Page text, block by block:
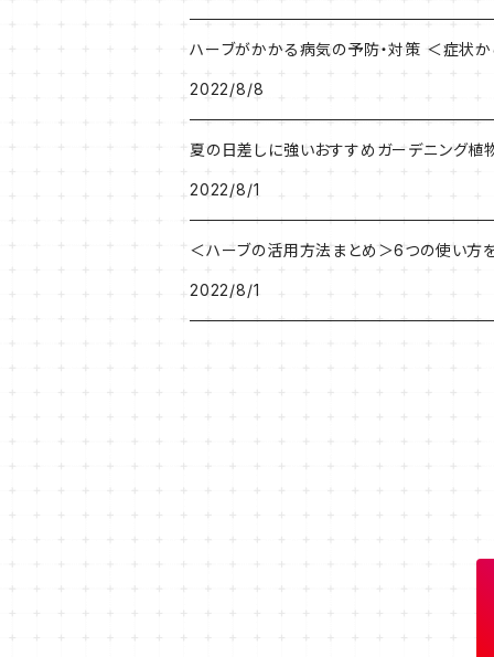
ハーブがかかる病気の予防・対策 ＜症状
2022/8/8
夏の日差しに強いおすすめガーデニング植
2022/8/1
＜ハーブの活用方法まとめ＞6つの使い方
2022/8/1